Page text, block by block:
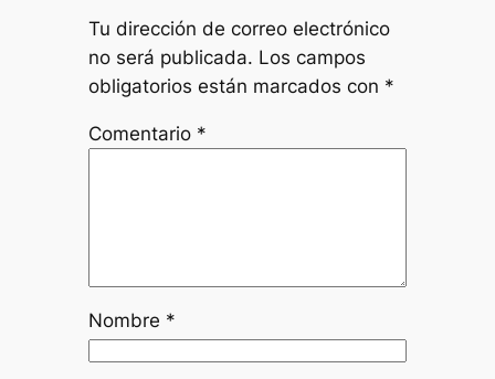
Tu dirección de correo electrónico
no será publicada. Los campos
obligatorios están marcados con *
Comentario *
Nombre *